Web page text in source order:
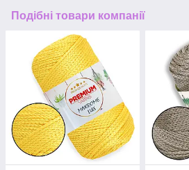
Подібні товари компанії